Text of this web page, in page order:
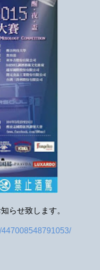
らせ致します。